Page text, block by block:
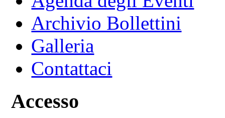
Archivio Bollettini
Galleria
Contattaci
Accesso